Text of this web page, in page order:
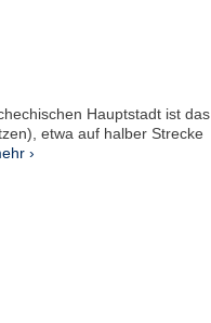
Hauptstadt ist das
etwa auf halber Strecke
›